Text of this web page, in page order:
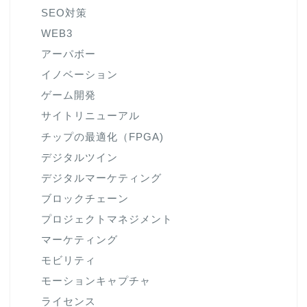
SEO対策
WEB3
アーパボー
イノベーション
ゲーム開発
サイトリニューアル
チップの最適化（FPGA)
デジタルツイン
デジタルマーケティング
ブロックチェーン
プロジェクトマネジメント
マーケティング
モビリティ
モーションキャプチャ
ライセンス